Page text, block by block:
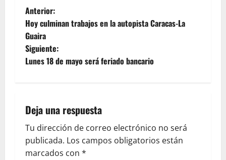
Anterior:
Hoy culminan trabajos en la autopista Caracas-La
Guaira
Siguiente:
Lunes 18 de mayo será feriado bancario
Deja una respuesta
Tu dirección de correo electrónico no será
publicada. Los campos obligatorios están
marcados con *